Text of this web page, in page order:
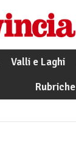
Valli e Laghi
Rubriche